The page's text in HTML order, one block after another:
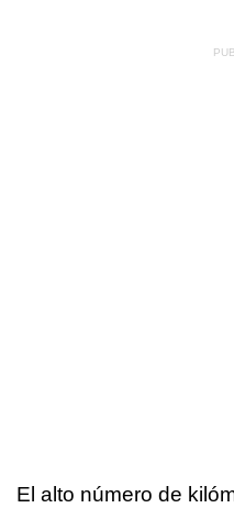
El alto número de